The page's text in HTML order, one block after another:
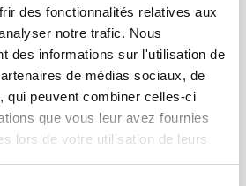
des fonctionnalités relatives aux
notre trafic. Nous
des informations sur l'utilisation de
de médias sociaux, de
qui peuvent combiner celles-ci
que vous leur avez fournies
lors de votre utilisation de leurs
qualité horloger
contrôles spécifiques à
l’horlogerie